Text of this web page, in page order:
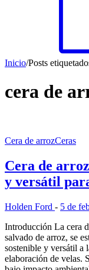
Inicio/Posts
cera de
Cera de arrozCeras
Cera de
y versátil
Holden Ford - 5 de
Introducción La cera
salvado de arroz, se
sostenible y versátil a
elaboración de velas.